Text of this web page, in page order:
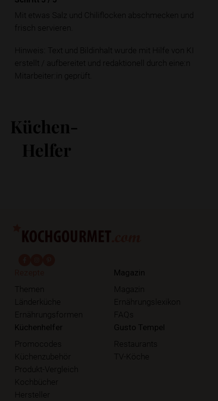
Mit etwas Salz und Chiliflocken abschmecken und
frisch servieren.
Hinweis: Text und Bildinhalt wurde mit Hilfe von KI
erstellt / aufbereitet und redaktionell durch eine:n
Mitarbeiter:in geprüft.
Küchen-
Helfer
Themen
Länderküche
Ernährungsformen
Magazin
Magazin
Ernährungslexikon
FAQs
Küchenhelfer
Promocodes
Küchenzubehör
Produkt-Vergleich
Kochbücher
Hersteller
Gusto Tempel
Restaurants
TV-Köche